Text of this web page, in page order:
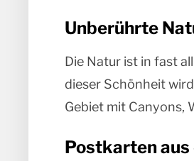
Unberührte
Die Natur ist in fast
dieser Schönheit
Gebiet mit Canyons,
Postkarten aus